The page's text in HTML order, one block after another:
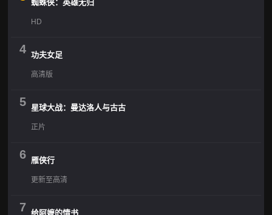
蜘蛛侠：英雄无归
HD
4 功夫女足
高清版
5 星球大战：曼达洛人与古古
正片
6 雁侠行
更新至高清
7 给阿嬷的情书